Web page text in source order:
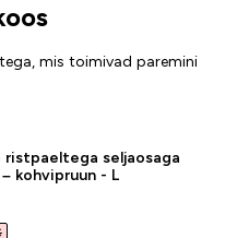
mis toimivad paremini
ristpaeltega seljaosaga
kohvipruun - L